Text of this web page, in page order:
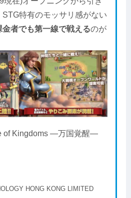
特有のモッサリ感がない
金者でも第一線で戦えるのが
of Kingdoms ―万国覚醒―
HONG KONG LIMITED